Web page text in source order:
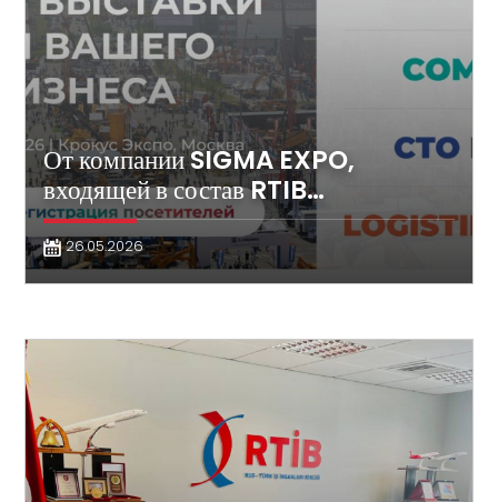
От компании SIGMA EXPO,
входящей в состав RTIB…
26.05.2026